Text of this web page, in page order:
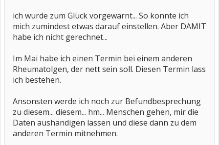
ich wurde zum Glück vorgewarnt... So konnte ich
mich zumindest etwas darauf einstellen. Aber DAMIT
habe ich nicht gerechnet...
Im Mai habe ich einen Termin bei einem anderen
Rheumatolgen, der nett sein soll. Diesen Termin lass
ich bestehen.
Ansonsten werde ich noch zur Befundbesprechung
zu diesem... diesem... hm... Menschen gehen, mir die
Daten aushändigen lassen und diese dann zu dem
anderen Termin mitnehmen.